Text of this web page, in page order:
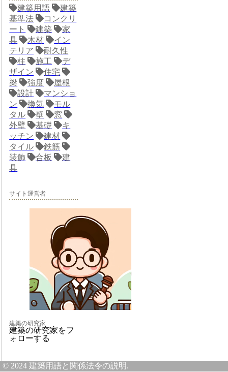
建築用語
建築
基準法
コンクリ
ート
建築
家
具
木材
イン
テリア
耐久性
柱
施工
デ
ザイン
住宅
梁
強度
屋根
設計
マンショ
ン
換気
モル
タル
壁
窓
外壁
基礎
キ
ッチン
建材
タイル
鉄筋
装飾
合板
建
具
サイト運営者
建築の研究家
建築の研究家をフ
ォローする
© 2024 建築用語と関係法令の説明.